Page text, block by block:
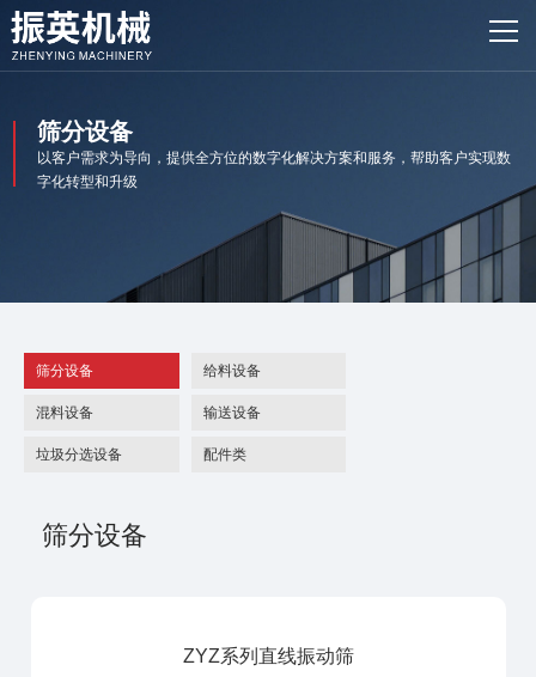
网站首页
客户案例
筛分设备
以客户需求为导向，提供全方位的数字化解决方案和服务，帮助客户实现数
字化转型和升级
筛分设备 给料设备
混料设备 输送设备
垃圾分选设备 配件类
筛分设备
ZYZ系列直线振动筛